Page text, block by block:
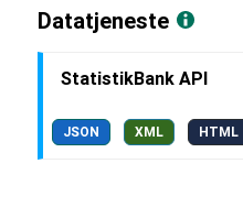
Datatjeneste
StatistikBank API
JSON XML HTML